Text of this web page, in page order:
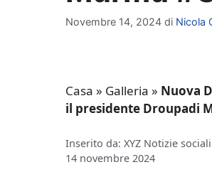
Novembre 14, 2024 di Nicola
Casa » Galleria » Nuova
il presidente Droupadi
Inserito da: XYZ Notizie sociali
14 novembre 2024